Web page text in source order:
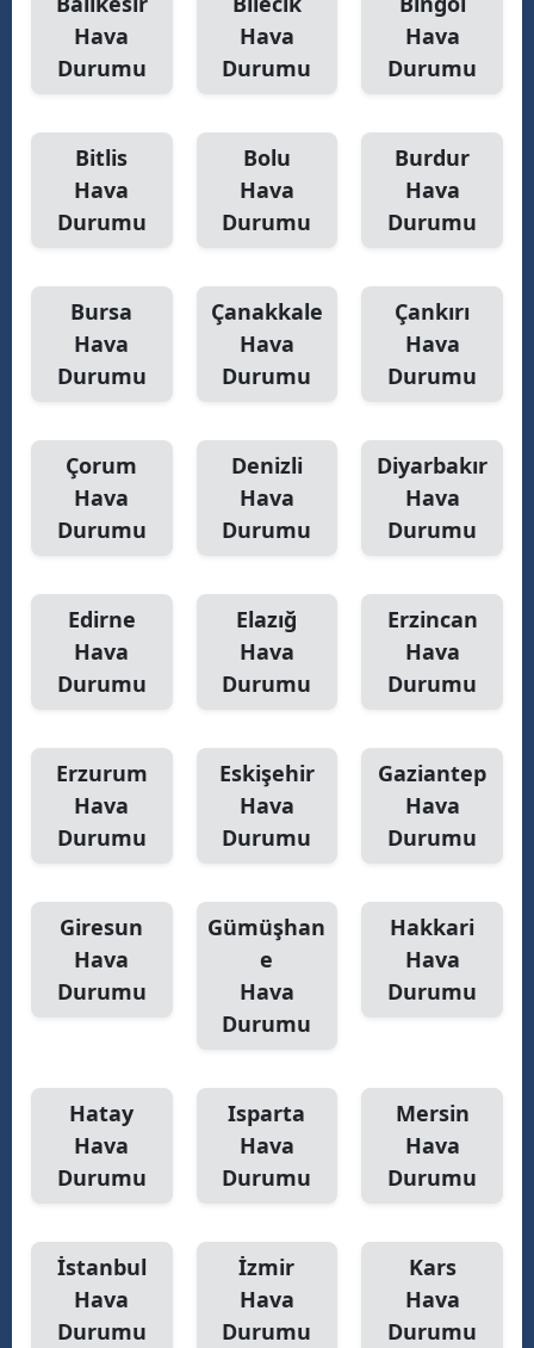
Hava
Durumu
Hava
Durumu
Hava
Durumu
Bitlis
Hava
Durumu
Bolu
Hava
Durumu
Burdur
Hava
Durumu
Bursa
Hava
Durumu
Çanakkale
Hava
Durumu
Çankırı
Hava
Durumu
Çorum
Hava
Durumu
Denizli
Hava
Durumu
Diyarbakır
Hava
Durumu
Edirne
Hava
Durumu
Elazığ
Hava
Durumu
Erzincan
Hava
Durumu
Erzurum
Hava
Durumu
Eskişehir
Hava
Durumu
Gaziantep
Hava
Durumu
Giresun
Hava
Durumu
Gümüşhan
e
Hava
Durumu
Hakkari
Hava
Durumu
Hatay
Hava
Durumu
Isparta
Hava
Durumu
Mersin
Hava
Durumu
İstanbul
Hava
Durumu
İzmir
Hava
Durumu
Kars
Hava
Durumu